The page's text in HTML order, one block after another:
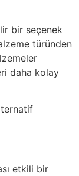
bir seçenek
türünden
daha kolay
etkili bir